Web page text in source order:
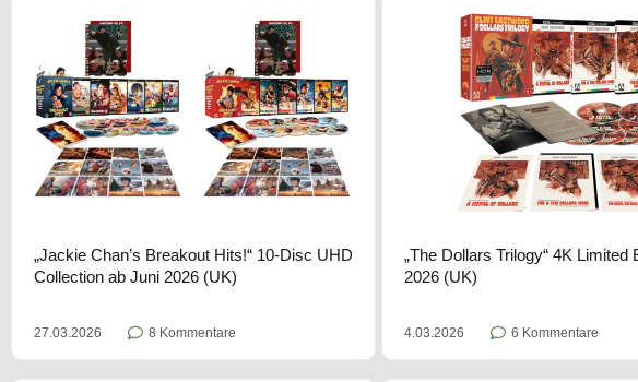
„Jackie Chan’s Breakout Hits!“ 10-Disc UHD
Collection ab Juni 2026 (UK)
27.03.2026 8 Kommentare
„The Dollars Trilogy“ 4K Limited
2026 (UK)
4.03.2026 6 Kommentare